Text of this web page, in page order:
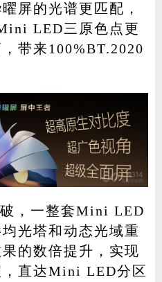
屏的光谱更匹配，
LED三原色点更
带来100%BT.2020
，一整套Mini LED
光塔和动态光域重
的数倍提升，实现
直达Mini LED分区